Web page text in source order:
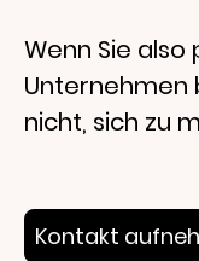
Wenn Sie
Unternehmen
nicht, sich zu
Kontakt